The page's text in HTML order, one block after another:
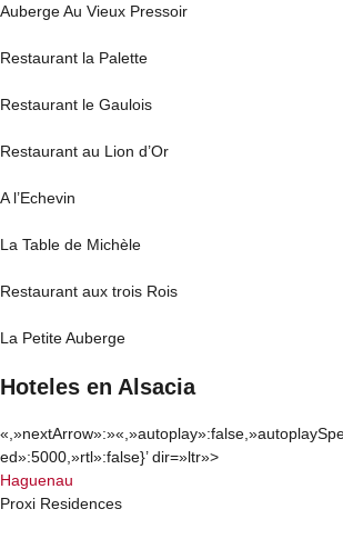
Auberge Au Vieux Pressoir
Restaurant la Palette
Restaurant le Gaulois
Restaurant au Lion d’Or
A l’Echevin
La Table de Michèle
Restaurant aux trois Rois
La Petite Auberge
Hoteles en Alsacia​
«,»nextArrow»:»
ed»:5000,»rtl»:false}’ dir=»ltr»>
Haguenau
Proxi Residences